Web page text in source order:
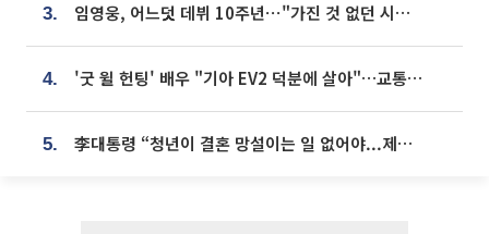
3. 임영웅, 어느덧 데뷔 10주년⋯"가진 것 없던 시절, 내 앞엔 20명의 팬뿐"
4. '굿 윌 헌팅' 배우 "기아 EV2 덕분에 살아"…교통사고 후 안전성 극찬
5. 李대통령 “청년이 결혼 망설이는 일 없어야...제도상 불이익 조사”